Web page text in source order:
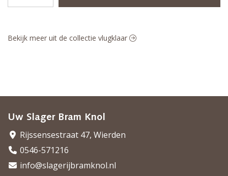
Bekijk meer uit de collectie vlugklaar
Uw Slager Bram Knol
Rijssensestraat 47, Wierden
0546-571216
info@slagerijbramknol.nl